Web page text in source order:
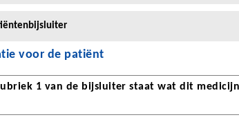
voor de patiënt
1 van de bijsluiter staat wat dit